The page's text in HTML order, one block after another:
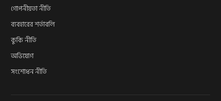
গোপনীয়তা নীতি
ব্যবহারের শর্তাবলি
কুকি নীতি
অভিযোগ
সংশোধন নীতি